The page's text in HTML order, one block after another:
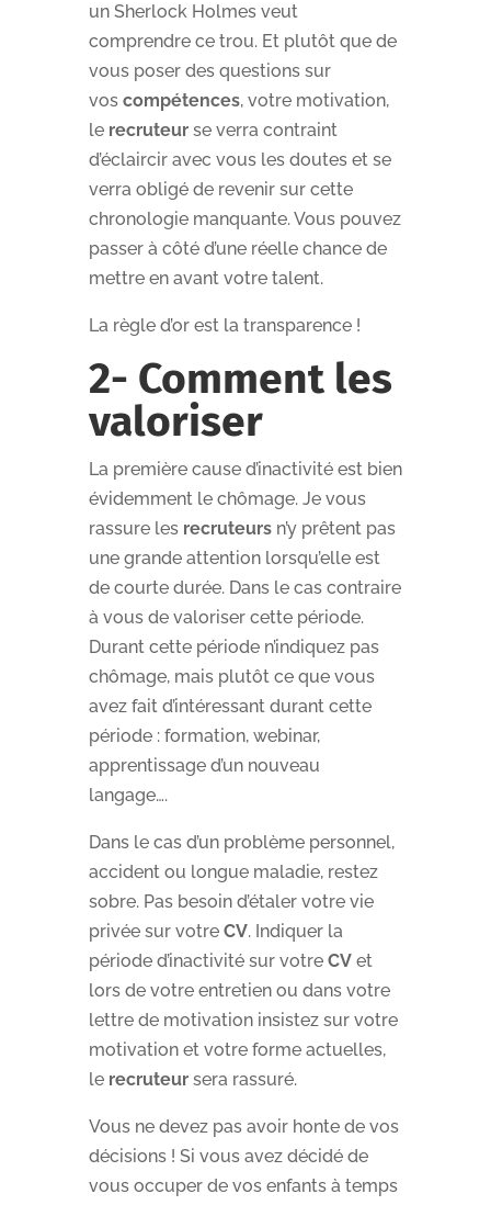
un Sherlock Holmes veut
comprendre ce trou. Et plutôt que de
vous poser des questions sur
vos compétences, votre motivation,
le recruteurse verra contraint
d’éclaircir avec vous les doutes et se
verra obligé de revenir sur cette
chronologie manquante. Vous pouvez
passer à côté d’une réelle chance de
mettre en avant votre talent.
La règle d’or est la transparence !
2- Comment les
valoriser
La première cause d’inactivité est bien
évidemment le chômage. Je vous
rassure les recruteursn’y prêtent pas
une grande attention lorsqu’elle est
de courte durée. Dans le cas contraire
à vous de valoriser cette période.
Durant cette période n’indiquez pas
chômage, mais plutôt ce que vous
avez fait d’intéressant durant cette
période : formation, webinar,
apprentissage d’un nouveau
langage….
Dans le cas d’un problème personnel,
accident ou longue maladie, restez
sobre. Pas besoin d’étaler votre vie
privée sur votre CV. Indiquer la
période d’inactivité sur votre CVet
lors de votre entretien ou dans votre
lettre de motivation insistez sur votre
motivation et votre forme actuelles,
le recruteursera rassuré.
Vous ne devez pas avoir honte de vos
décisions ! Si vous avez décidé de
vous occuper de vos enfants à temps